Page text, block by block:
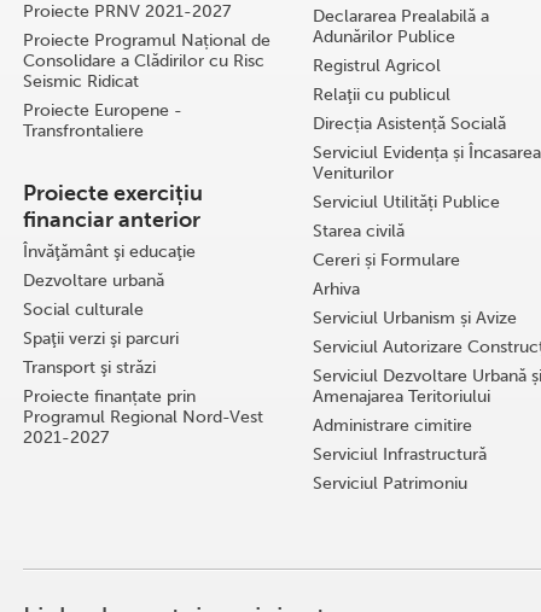
Proiecte PRNV 2021-2027
Proiecte Programul Național de
Consolidare a Clădirilor cu Risc
Seismic Ridicat
Proiecte Europene -
Transfrontaliere
Proiecte exercițiu
financiar anterior
Învăţământ şi educaţie
Dezvoltare urbană
Social culturale
Spaţii verzi şi parcuri
Transport şi străzi
Proiecte finanțate prin
Programul Regional Nord-Vest
2021-2027
Declararea Prealabilă a
Adunărilor Publice
Registrul Agricol
Relaţii cu publicul
Direcția Asistență Socială
Serviciul Evidența și Încasarea
Veniturilor
Serviciul Utilități Publice
Starea civilă
Cereri și Formulare
Arhiva
Serviciul Urbanism și Avize
Serviciul Autorizare
Serviciul Dezvoltare Urbană și
Amenajarea Teritoriului
Administrare cimitire
Serviciul Infrastructură
Serviciul Patrimoniu